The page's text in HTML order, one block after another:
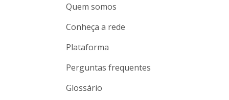
Quem somos
Conheça a rede
Plataforma
Perguntas frequentes
Glossário